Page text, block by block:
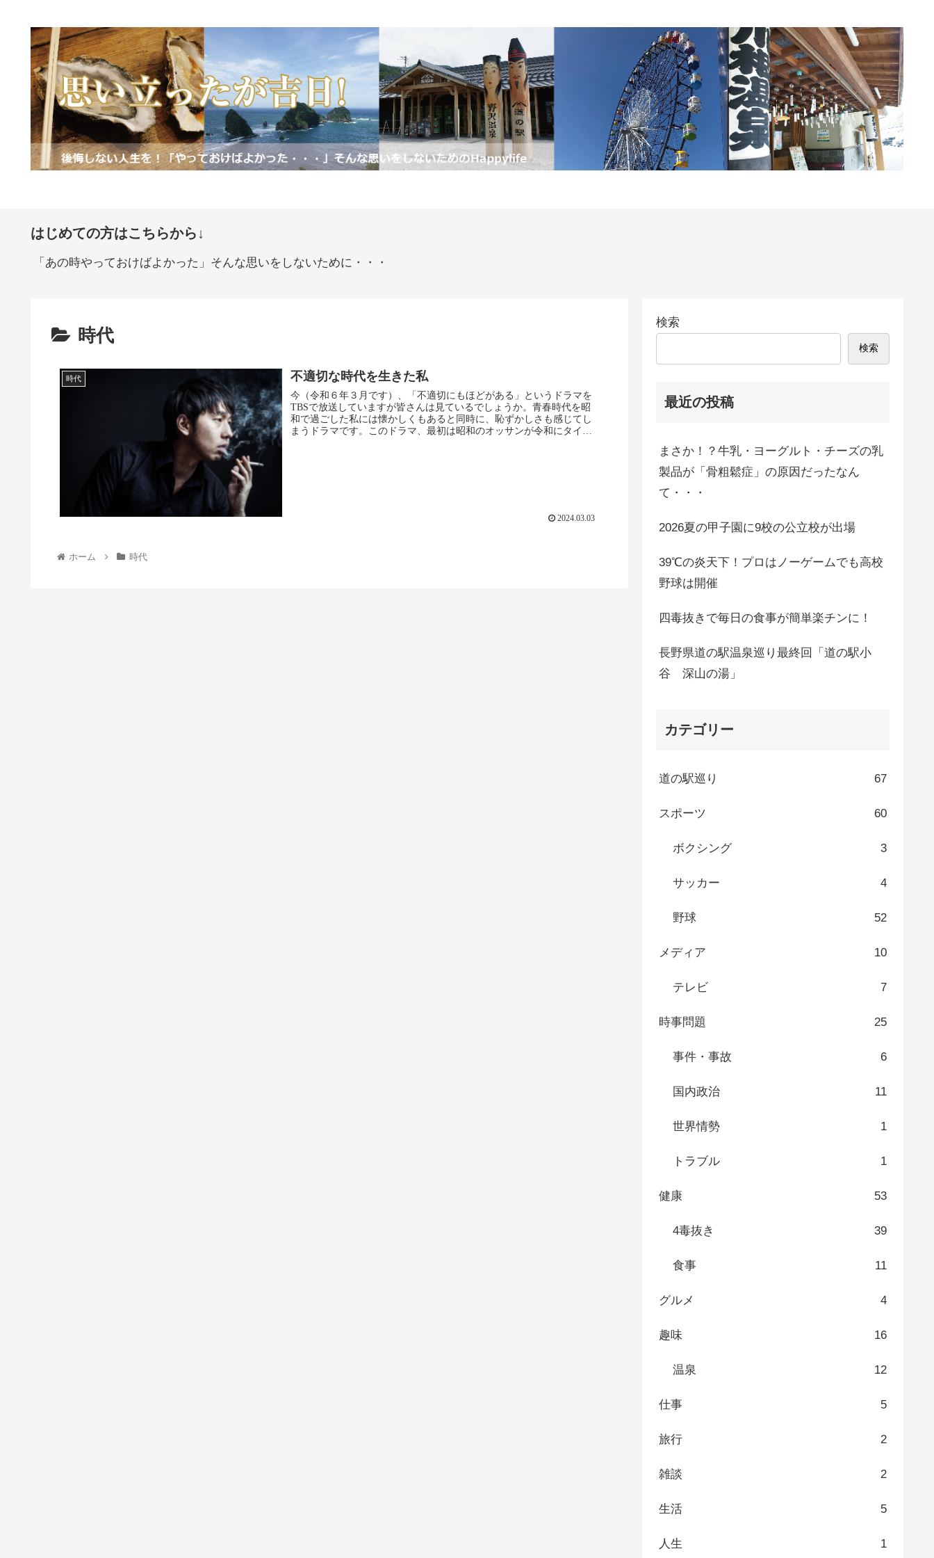
はじめての方はこちらから↓
「あの時やっておけばよかった」そんな思いをしないために・・・
時代
時代 不適切な時代を生きた私
今（令和６年３月です）、「不適切にもほどがある」というドラマを
TBSで放送していますが皆さんは見ているでしょうか。青春時代を昭
和で過ごした私には懐かしくもあると同時に、恥ずかしさも感じてし
まうドラマです。このドラマ、最初は昭和のオッサンが令和にタイム
2024.03.03
ホーム 時代
検索
検索
最近の投稿
まさか！？牛乳・ヨーグルト・チーズの乳
製品が「骨粗鬆症」の原因だったなん
て・・・
2026夏の甲子園に9校の公立校が出場
39℃の炎天下！プロはノーゲームでも高校
野球は開催
四毒抜きで毎日の食事が簡単楽チンに！
長野県道の駅温泉巡り最終回「道の駅小
谷 深山の湯」
カテゴリー
道の駅巡り 67
スポーツ 60
ボクシング 3
サッカー 4
野球 52
メディア 10
テレビ 7
時事問題 25
事件・事故 6
国内政治 11
世界情勢 1
トラブル 1
健康 53
4毒抜き 39
食事 11
グルメ 4
趣味 16
温泉 12
仕事 5
旅行 2
雑談 2
生活 5
人生 1